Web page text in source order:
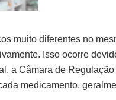
muito diferentes no
Isso ocorre
a Câmara de
medicamento,